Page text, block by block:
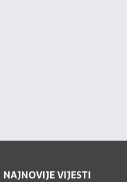
NAJNOVIJE VIJESTI